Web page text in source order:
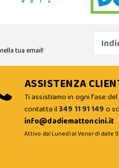
tua email!
ASSISTENZA
Ti assistiamo in ogni fase
contatta il349 11 91 149o
info@dadiemattoncini.it
Attivo dal Lunedì al Venerdì dalle